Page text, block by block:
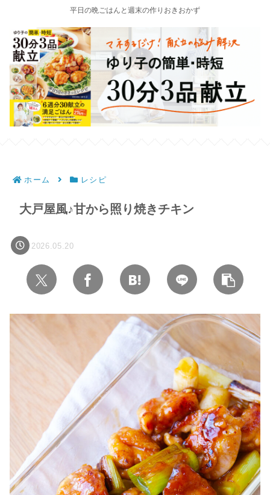
平日の晩ごはんと週末の作りおきおかず
ホーム レシピ
大戸屋風♪甘から照り焼きチキン
2026.05.20